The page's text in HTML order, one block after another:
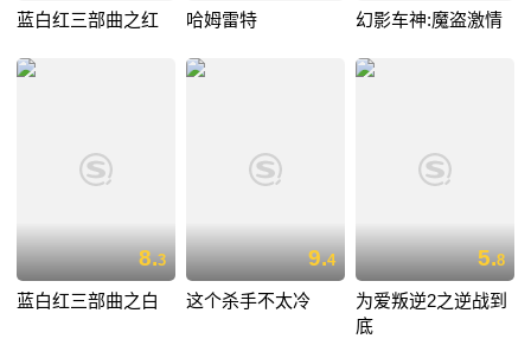
蓝白红三部曲之红 哈姆雷特 幻影车神:魔盗激情
8.3
蓝白红三部曲之白
9.4
这个杀手不太冷
5.8
为爱叛逆2之逆战到
底